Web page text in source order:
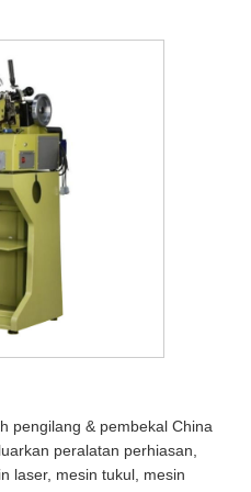
pengilang & pembekal China
peralatan perhiasan,
laser, mesin tukul, mesin